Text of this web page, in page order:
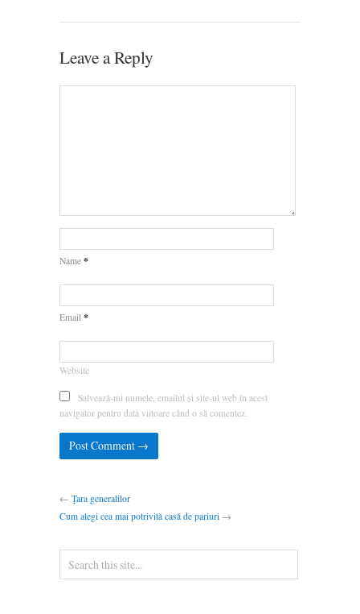
Leave a Reply
Name *
Email *
Website
Salvează-mi numele, emailul și site-ul web în acest
navigator pentru data viitoare când o să comentez.
← Țara generalilor
Cum alegi cea mai potrivită casă de pariuri →